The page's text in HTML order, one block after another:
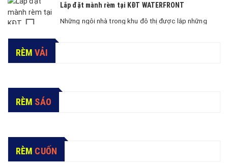
Lắp đặt mành rèm tại KĐT WATERFRONT
Những ngôi nhà trong khu đô thị được lắp những
Khảo sát trước khi thi công tại những căn nhà trong
Sản phẩm rèm vải 2 lớp tự động
Sự kết hợp hoàn hảo giữa rèm chất liệu vải 2 lớp có
khả nắng cản sáng cực tốt và động cơ tự động chất
RÈMVẢI
RÈM SÁO
RÈM CUỐN